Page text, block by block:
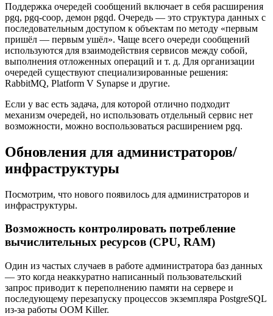
Поддержка очередей сообщений включает в себя расширения
pgq, pgq-coop, демон pgqd. Очередь — это структура данных с
последовательным доступом к объектам по методу «первым
пришёл — первым ушёл». Чаще всего очереди сообщений
используются для взаимодействия сервисов между собой,
выполнения отложенных операций и т. д. Для организации
очередей существуют специализированные решения:
RabbitMQ, Platform V Synapse и другие.
Если у вас есть задача, для которой отлично подходит
механизм очередей, но использовать отдельный сервис нет
возможности, можно воспользоваться расширением pgq.
Обновления для администраторов/
инфраструктуры
Посмотрим, что нового появилось для администраторов и
инфраструктуры.
Возможность контролировать потребление
вычислительных ресурсов (CPU, RAM)
Один из частых случаев в работе администратора баз данных
— это когда неаккуратно написанный пользовательский
запрос приводит к переполнению памяти на сервере и
последующему перезапуску процессов экземпляра PostgreSQL
из-за работы OOM Killer.